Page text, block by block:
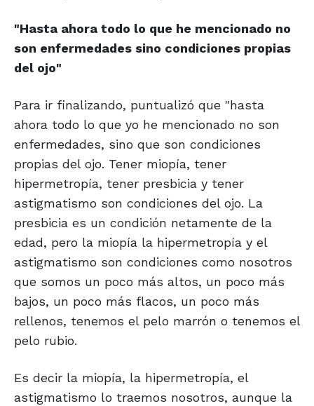
"Hasta ahora todo lo que he mencionado no
son enfermedades sino condiciones propias
del ojo"
Para ir finalizando, puntualizó que "hasta
ahora todo lo que yo he mencionado no son
enfermedades, sino que son condiciones
propias del ojo. Tener miopía, tener
hipermetropía, tener presbicia y tener
astigmatismo son condiciones del ojo. La
presbicia es un condición netamente de la
edad, pero la miopía la hipermetropía y el
astigmatismo son condiciones como nosotros
que somos un poco más altos, un poco más
bajos, un poco más flacos, un poco más
rellenos, tenemos el pelo marrón o tenemos el
pelo rubio.
Es decir la miopía, la hipermetropía, el
astigmatismo lo traemos nosotros, aunque la